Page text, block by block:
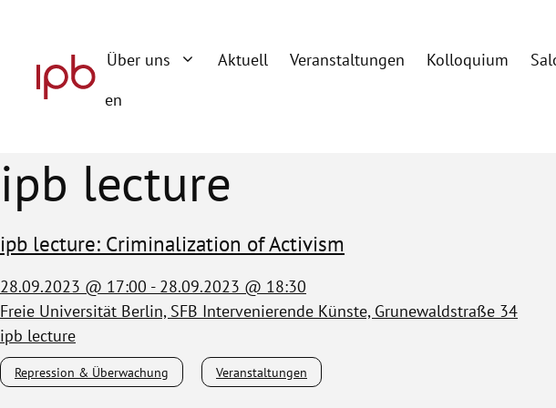
springen
Über uns Aktuell Veranstaltungen Kolloquium
en
ipb lecture
ipb lecture: Criminalization of Activism
28.09.2023 @ 17:00 - 28.09.2023 @ 18:30
Freie Universität Berlin, SFB Intervenierende Künste, Grunewaldstraße 34
ipb lecture
Repression & Überwachung Veranstaltungen